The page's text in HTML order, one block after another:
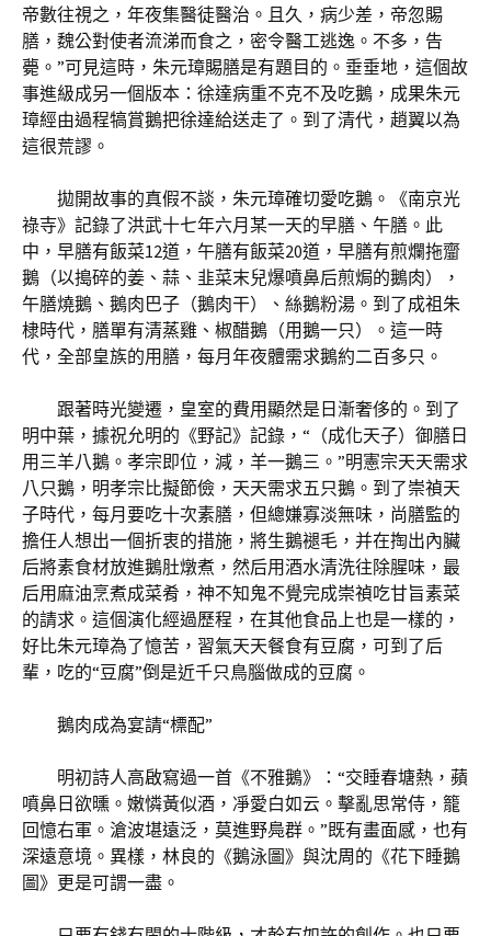
帝數往視之，年夜集醫徒醫治。且久，病少差，帝忽賜
膳，魏公對使者流涕而食之，密令醫工逃逸。不多，告
薨。”可見這時，朱元璋賜膳是有題目的。垂垂地，這個故
事進級成另一個版本：徐達病重不克不及吃鵝，成果朱元
璋經由過程犒賞鵝把徐達給送走了。到了清代，趙翼以為
這很荒謬。
拋開故事的真假不談，朱元璋確切愛吃鵝。《南京光
祿寺》記錄了洪武十七年六月某一天的早膳、午膳。此
中，早膳有飯菜12道，午膳有飯菜20道，早膳有煎爛拖齏
鵝（以搗碎的姜、蒜、韭菜末兒爆噴鼻后煎焗的鵝肉），
午膳燒鵝、鵝肉巴子（鵝肉干）、絲鵝粉湯。到了成祖朱
棣時代，膳單有清蒸雞、椒醋鵝（用鵝一只）。這一時
代，全部皇族的用膳，每月年夜體需求鵝約二百多只。
跟著時光變遷，皇室的費用顯然是日漸奢侈的。到了
明中葉，據祝允明的《野記》記錄，“（成化天子）御膳日
用三羊八鵝。孝宗即位，減，羊一鵝三。”明憲宗天天需求
八只鵝，明孝宗比擬節儉，天天需求五只鵝。到了崇禎天
子時代，每月要吃十次素膳，但總嫌寡淡無味，尚膳監的
擔任人想出一個折衷的措施，將生鵝褪毛，并在掏出內臟
后將素食材放進鵝肚燉煮，然后用酒水清洗往除腥味，最
后用麻油烹煮成菜肴，神不知鬼不覺完成崇禎吃甘旨素菜
的請求。這個演化經過歷程，在其他食品上也是一樣的，
好比朱元璋為了憶苦，習氣天天餐食有豆腐，可到了后
輩，吃的“豆腐”倒是近千只鳥腦做成的豆腐。
鵝肉成為宴請“標配”
明初詩人高啟寫過一首《不雅鵝》：“交睡春塘熱，蘋
噴鼻日欲曛。嫩憐黃似酒，凈愛白如云。擊亂思常侍，籠
回憶右軍。滄波堪遠泛，莫進野鳧群。”既有畫面感，也有
深遠意境。異樣，林良的《鵝泳圖》與沈周的《花下睡鵝
圖》更是可謂一盡。